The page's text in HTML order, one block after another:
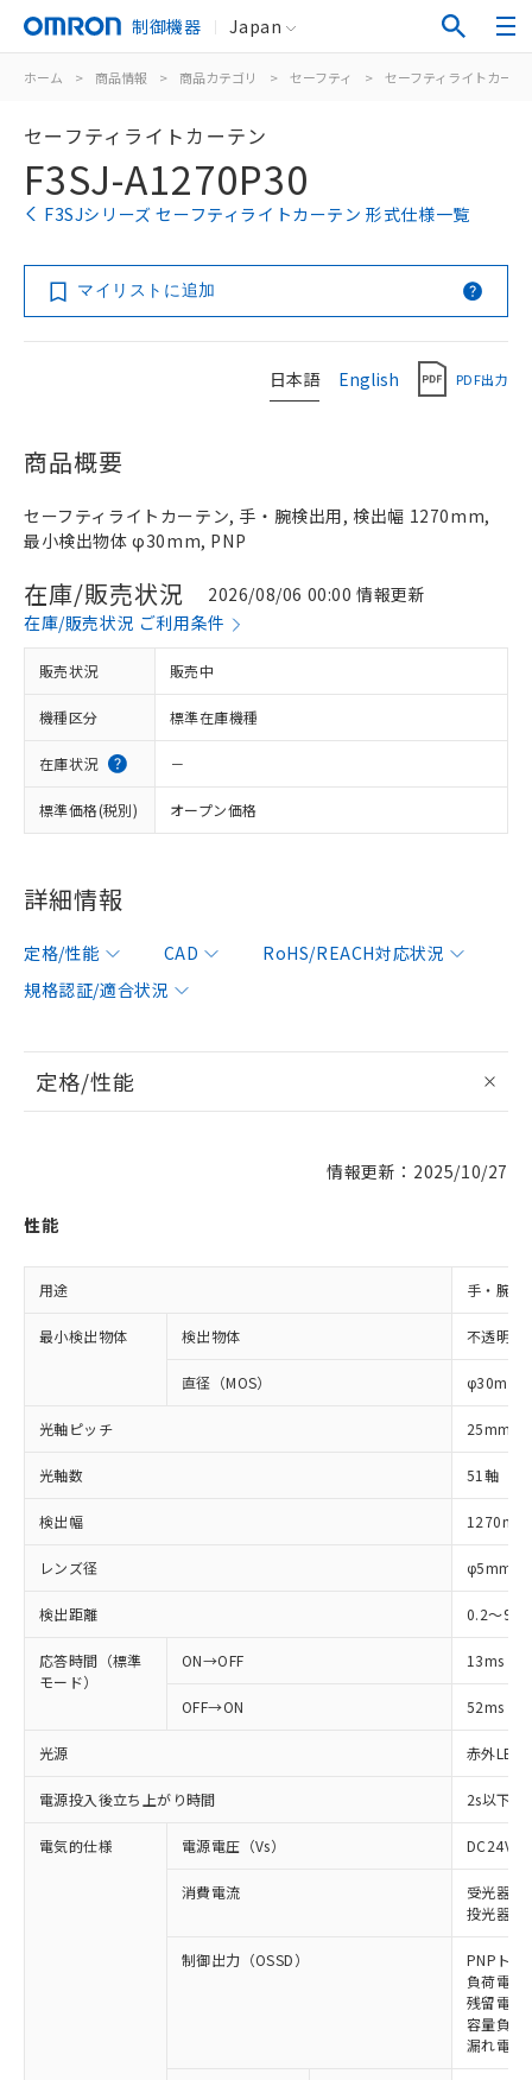
制御機器 Japan
ホーム > 商品情報 > 商品カテゴリ > セーフティ > セーフティライトカー
セーフティライトカーテン
F3SJ-A1270P30
F3SJシリーズ セーフティライトカーテン 形式仕様一覧
マイリストに追加
日本語 English PDF出力
商品概要
セーフティライトカーテン, 手・腕検出用, 検出幅 1270mm,
最小検出物体 φ30mm, PNP
在庫/販売状況
2026/08/06 00:00 情報更新
在庫/販売状況 ご利用条件
販売状況 販売中
機種区分 標準在庫機種
在庫状況 －
標準価格(税別) オープン価格
詳細情報
定格/性能 CAD
RoHS/REACH対応状況
規格認証/適合状況
定格/性能
情報更新：2025/10/27
性能
用途 手・腕検
最小検出物体 検出物体 不透明体
直径（MOS） φ30mm
光軸ピッチ 25mm
光軸数 51軸
検出幅 1270mm
レンズ径 φ5mm
検出距離 0.2～9m
応答時間（標準
モード）
ON→OFF 13ms
OFF→ON 52ms
光源 赤外LED
電源投入後立ち上がり時間 2s以下(
電気的仕様 電源電圧（Vs）
消費電流
受光器:
投光器:
制御出力（OSSD）
PNPトラ
負荷電流
残留電圧
容量負荷
漏れ電流